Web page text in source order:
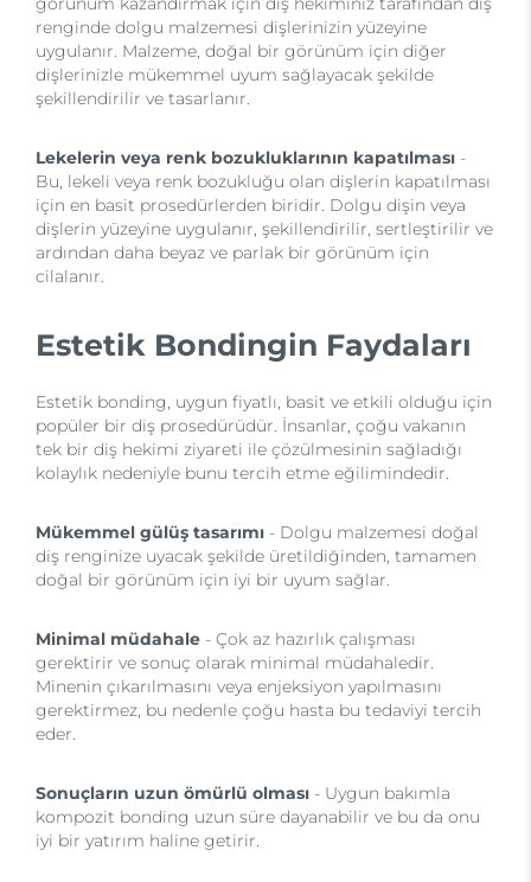
renginde dolgu malzemesi dişlerinizin yüzeyine
uygulanır. Malzeme, doğal bir görünüm için diğer
dişlerinizle mükemmel uyum sağlayacak şekilde
şekillendirilir ve tasarlanır.
Lekelerin veya renk bozukluklarının kapatılması -
Bu, lekeli veya renk bozukluğu olan dişlerin kapatılması
için en basit prosedürlerden biridir. Dolgu dişin veya
dişlerin yüzeyine uygulanır, şekillendirilir, sertleştirilir ve
ardından daha beyaz ve parlak bir görünüm için
cilalanır.
Estetik Bondingin Faydaları
Estetik bonding, uygun fiyatlı, basit ve etkili olduğu için
popüler bir diş prosedürüdür. İnsanlar, çoğu vakanın
tek bir diş hekimi ziyareti ile çözülmesinin sağladığı
kolaylık nedeniyle bunu tercih etme eğilimindedir.
Mükemmel gülüş tasarımı - Dolgu malzemesi doğal
diş renginize uyacak şekilde üretildiğinden, tamamen
doğal bir görünüm için iyi bir uyum sağlar.
Minimal müdahale - Çok az hazırlık çalışması
gerektirir ve sonuç olarak minimal müdahaledir.
Minenin çıkarılmasını veya enjeksiyon yapılmasını
gerektirmez, bu nedenle çoğu hasta bu tedaviyi tercih
eder.
Sonuçların uzun ömürlü olması - Uygun bakımla
kompozit bonding uzun süre dayanabilir ve bu da onu
iyi bir yatırım haline getirir.